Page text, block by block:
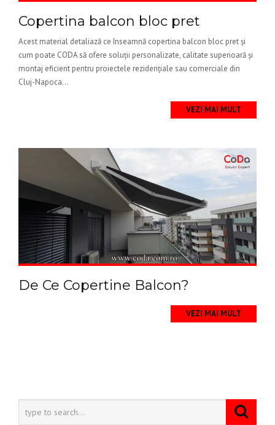
Copertina balcon bloc pret
Acest material detaliază ce înseamnă copertina balcon bloc pret și
cum poate CODA să ofere soluții personalizate, calitate superioară și
montaj eficient pentru proiectele rezidențiale sau comerciale din
Cluj-Napoca...
VEZI MAI MULT
De Ce Copertine Balcon?
VEZI MAI MULT